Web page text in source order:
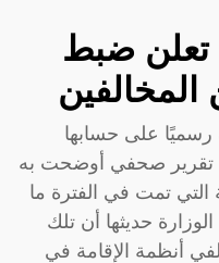
تعلن ضبط
رسميًا على حسابها
تقرير صحفي أوضحت به
التي تمت في الفترة ما
2024، وأكملت الوزارة حديثها أن تلك
أنظمة الإقامة في